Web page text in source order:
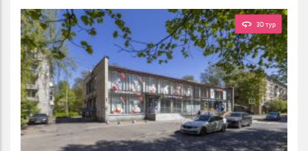
3D тур